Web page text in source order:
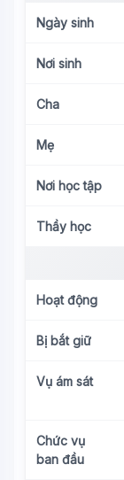
Ngày sinh
Nơi sinh
Cha
Mẹ
Nơi học tập
Thầy học
Hoạt động
Bị bắt giữ
Vụ ám sát
Chức vụ
ban đầu